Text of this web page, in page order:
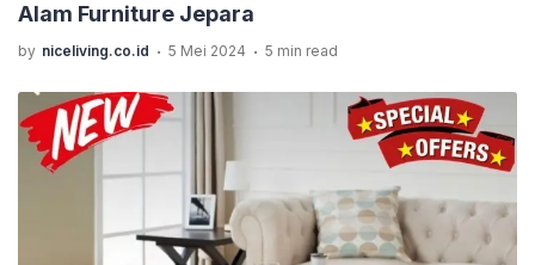
Alam Furniture Jepara
by niceliving.co.id . 5 Mei 2024 . 5 min read